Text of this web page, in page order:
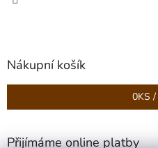
Nákupní košík
0KS /
Přijímáme online platby